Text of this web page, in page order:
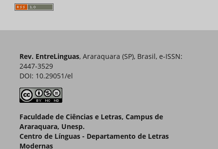
Rev. EntreLinguas, Araraquara (SP), Brasil, e-ISSN:
2447-3529
DOI: 10.29051/el
Faculdade de Ciências e Letras, Campus de
Araraquara, Unesp.
Centro de Línguas - Departamento de Letras
Modernas